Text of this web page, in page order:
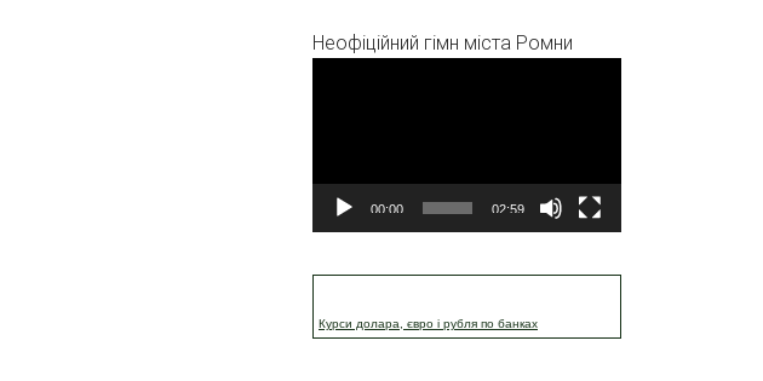
Неофіційний гімн міста Ромни
00:00 02:59
Курси долара, євро і рубля по банках